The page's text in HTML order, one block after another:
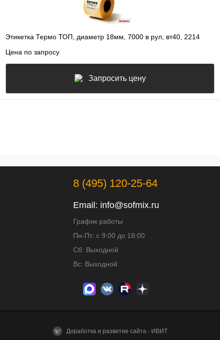
Этикетка Термо ТОП, диаметр 18мм, 7000 в рул, вт40, 2214
Цена по запросу
Запросить цену
8 (495) 120-25-64
Email: info@sofmix.ru
График работы
Пн-Пт: с 9:00 до 18:00
Сб: Выходной
Вс: Выходной
Доработка и развитие сайта - ИВИТ